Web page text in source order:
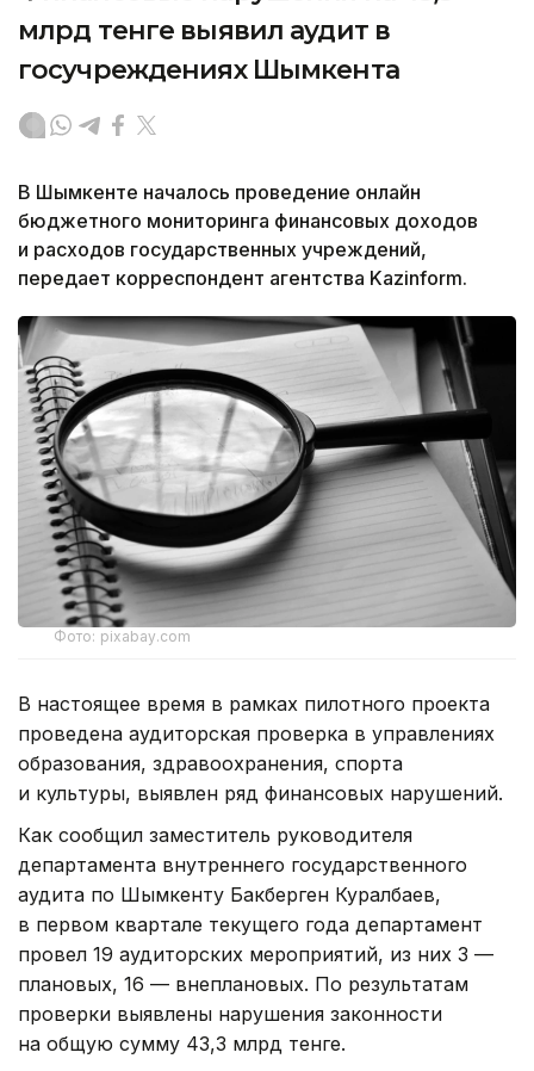
млрд тенге выявил аудит в
госучреждениях Шымкента
В Шымкенте началось проведение онлайн
бюджетного мониторинга финансовых доходов
и расходов государственных учреждений,
передает корреспондент агентства Kazinform.
Фото: pixabay.com
В настоящее время в рамках пилотного проекта
проведена аудиторская проверка в управлениях
образования, здравоохранения, спорта
и культуры, выявлен ряд финансовых нарушений.
Как сообщил заместитель руководителя
департамента внутреннего государственного
аудита по Шымкенту Бакберген Куралбаев,
в первом квартале текущего года департамент
провел 19 аудиторских мероприятий, из них 3 —
плановых, 16 — внеплановых. По результатам
проверки выявлены нарушения законности
на общую сумму 43,3 млрд тенге.